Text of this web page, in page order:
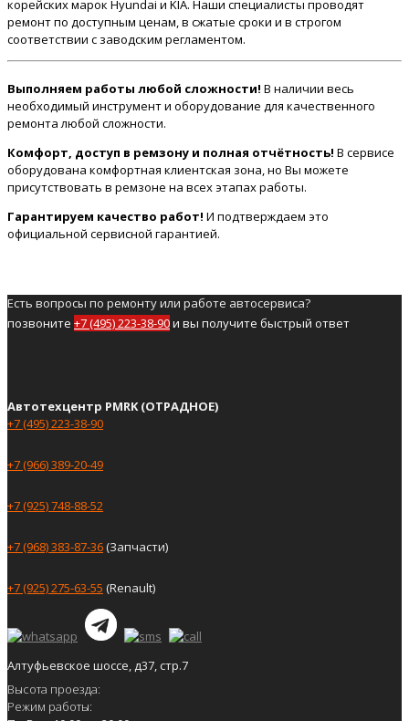
корейских марок Hyundai и KIA. Наши специалисты проводят
ремонт по доступным ценам, в сжатые сроки и в строгом
соответствии с заводским регламентом.
Выполняем работы любой сложности! В наличии весь
необходимый инструмент и оборудование для качественного
ремонта любой сложности.
Комфорт, доступ в ремзону и полная отчётность! В сервисе
оборудована комфортная клиентская зона, но Вы можете
присутствовать в ремзоне на всех этапах работы.
Гарантируем качество работ! И подтверждаем это
официальной сервисной гарантией.
Есть вопросы по ремонту или работе автосервиса?
позвоните +7 (495) 223-38-90и вы получите быстрый ответ
Автотехцентр PMRK (ОТРАДНОЕ)
+7 (495) 223-38-90
+7 (966) 389-20-49
+7 (925) 748-88-52
+7 (968) 383-87-36(Запчасти)
+7 (925) 275-63-55 (Renault)
Алтуфьевское шоссе, д37, стр.7
Высота проезда:
Режим работы: